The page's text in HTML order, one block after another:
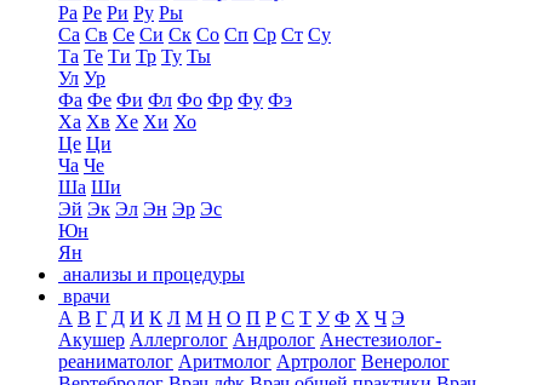
Ра Ре Ри Ру Ры
Са Св Се Си Ск Со Сп Ср Ст Су
Та Те Ти Тр Ту Ты
Ул Ур
Фа Фе Фи Фл Фо Фр Фу Фэ
Ха Хв Хе Хи Хо
Це Ци
Ча Че
Ша Ши
Эй Эк Эл Эн Эр Эс
Юн
Ян
анализы и процедуры
врачи
А В Г Д И К Л М Н О П Р С Т У Ф Х Ч Э
Акушер Аллерголог Андролог Анестезиолог-
реаниматолог Аритмолог Артролог Венеролог